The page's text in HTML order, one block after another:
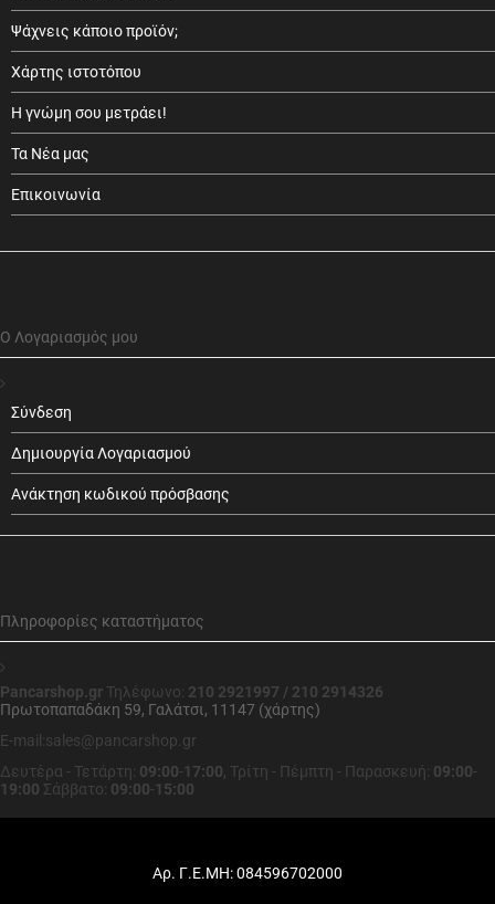
Ψάχνεις κάποιο προϊόν;
Χάρτης ιστοτόπου
Η γνώμη σου μετράει!
Τα Νέα μας
Επικοινωνία
Ο Λογαριασμός μου
Σύνδεση
Δημιουργία Λογαριασμού
Ανάκτηση κωδικού πρόσβασης
Πληροφορίες καταστήματος
Pancarshop.gr Τηλέφωνο: 210 2921997 / 210 2914326
Πρωτοπαπαδάκη 59, Γαλάτσι, 11147 (χάρτης)
E-mail:sales@pancarshop.gr
Δευτέρα - Τετάρτη: 09:00-17:00, Τρίτη - Πέμπτη - Παρασκευή: 09:00-
19:00 Σάββατο: 09:00-15:00
Αρ. Γ.Ε.ΜΗ: 084596702000